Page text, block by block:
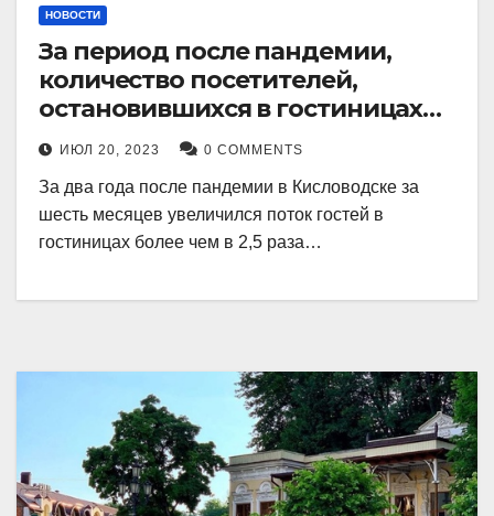
НОВОСТИ
За период после пандемии,
количество посетителей,
остановившихся в гостиницах
Кисловодска, выросло в 2,5 раза.
ИЮЛ 20, 2023 0 COMMENTS
За два года после пандемии в Кисловодске за
шесть месяцев увеличился поток гостей в
гостиницах более чем в 2,5 раза…